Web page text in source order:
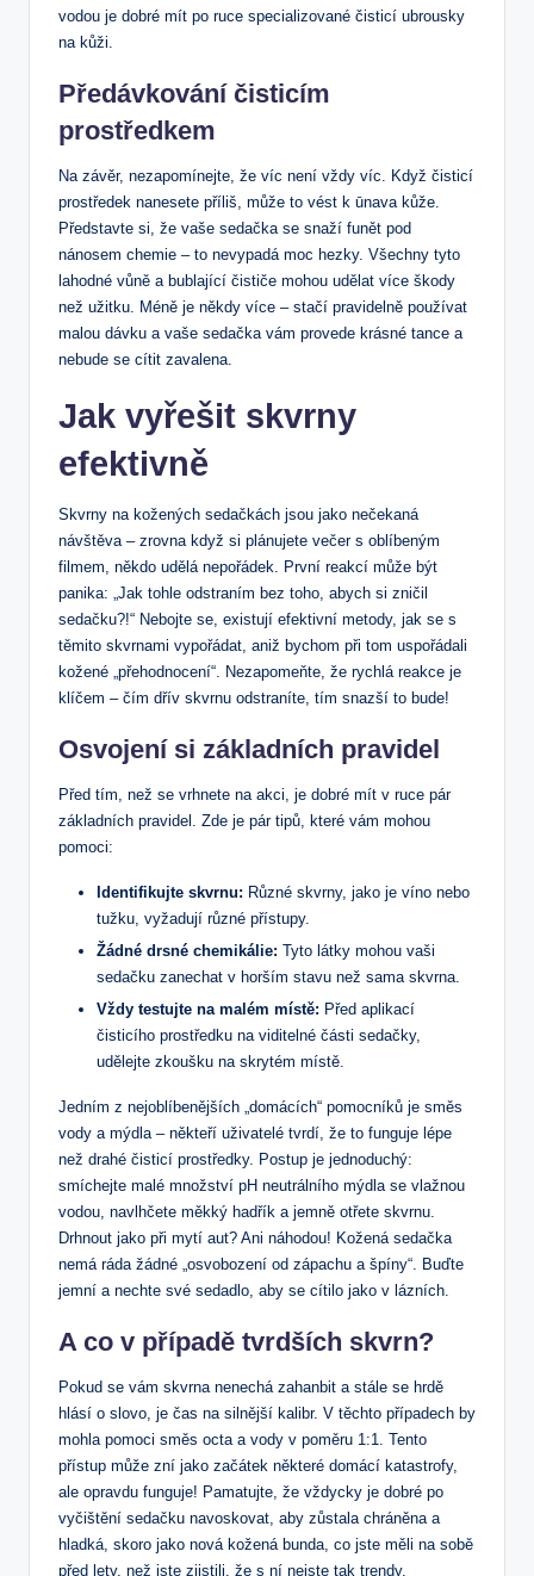
vodou je dobré mít po ruce specializované čisticí ubrousky
na kůži.
Předávkování čisticím
prostředkem
Na závěr, nezapomínejte, že víc není vždy víc. Když čisticí
prostředek nanesete příliš, může to vést k ūnava kůže.
Představte si, že vaše sedačka se snaží funět pod
nánosem chemie – to nevypadá moc hezky. Všechny tyto
lahodné vůně a bublající čističe mohou udělat více škody
než užitku. Méně je někdy více – stačí pravidelně používat
malou dávku a vaše sedačka vám provede krásné tance a
nebude se cítit zavalena.
Jak vyřešit skvrny
efektivně
Skvrny na kožených sedačkách jsou jako nečekaná
návštěva – zrovna když si plánujete večer s oblíbeným
filmem, někdo udělá nepořádek. První reakcí může být
panika: „Jak tohle odstraním bez toho, abych si zničil
sedačku?!“ Nebojte se, existují efektivní metody, jak se s
těmito skvrnami vypořádat, aniž bychom při tom uspořádali
kožené „přehodnocení“. Nezapomeňte, že rychlá reakce je
klíčem – čím dřív skvrnu odstraníte, tím snazší to bude!
Osvojení si základních pravidel
Před tím, než se vrhnete na akci, je dobré mít v ruce pár
základních pravidel. Zde je pár tipů, které vám mohou
pomoci:
Identifikujte skvrnu: Různé skvrny, jako je víno nebo
tužku, vyžadují různé přístupy.
Žádné drsné chemikálie: Tyto látky mohou vaši
sedačku zanechat v horším stavu než sama skvrna.
Vždy testujte na malém místě: Před aplikací
čisticího prostředku na viditelné části sedačky,
udělejte zkoušku na skrytém místě.
Jedním z nejoblíbenějších „domácích“ pomocníků je směs
vody a mýdla – někteří uživatelé tvrdí, že to funguje lépe
než drahé čisticí prostředky. Postup je jednoduchý:
smíchejte malé množství pH neutrálního mýdla se vlažnou
vodou, navlhčete měkký hadřík a jemně otřete skvrnu.
Drhnout jako při mytí aut? Ani náhodou! Kožená sedačka
nemá ráda žádné „osvobození od zápachu a špíny“. Buďte
jemní a nechte své sedadlo, aby se cítilo jako v lázních.
A co v případě tvrdších skvrn?
Pokud se vám skvrna nenechá zahanbit a stále se hrdě
hlásí o slovo, je čas na silnější kalibr. V těchto případech by
mohla pomoci směs octa a vody v poměru 1:1. Tento
přístup může zní jako začátek některé domácí katastrofy,
ale opravdu funguje! Pamatujte, že vždycky je dobré po
vyčištění sedačku navoskovat, aby zůstala chráněna a
hladká, skoro jako nová kožená bunda, co jste měli na sobě
před lety, než jste zjistili, že s ní nejste tak trendy.